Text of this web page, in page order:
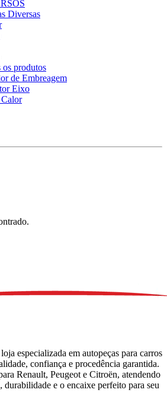
Diversas
os produtos
de Embreagem
Eixo
especializada em autopeças para carros
confiança e procedência garantida.
Renault, Peugeot e Citroën, atendendo
durabilidade e o encaixe perfeito para seu